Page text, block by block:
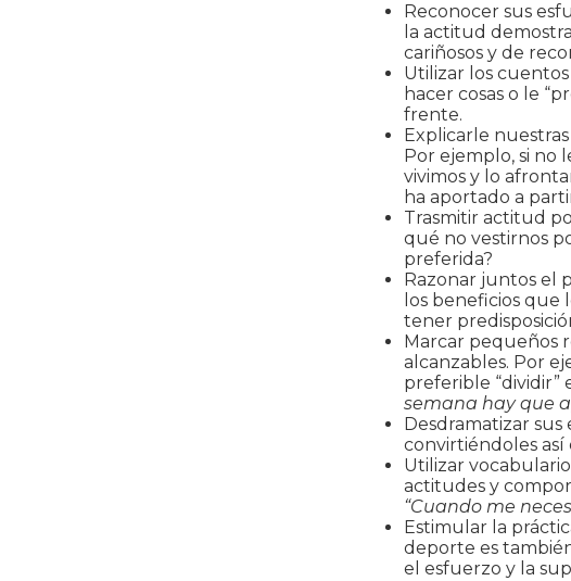
Reconocer sus
la actitud
cariñosos y de
Utilizar los
hacer cosas o le
frente.
Explicarle
Por ejemplo, si no
vivimos y lo
ha aportado a
Trasmitir actitud
qué no vestirnos
preferida?
Razonar juntos el
los beneficios que
tener
Marcar pequeños
alcanzables. Por
preferible “dividir”
semana hay que
Desdramatizar
convirtiéndoles
Utilizar
actitudes y
“Cuando me
Estimular la
deporte es
el esfuerzo y la